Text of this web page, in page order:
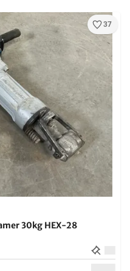
37
30kg HEX-28